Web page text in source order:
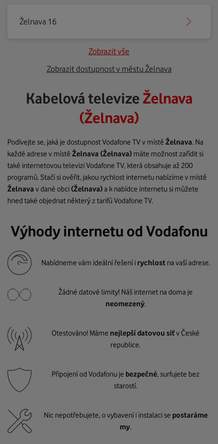
Želnava 16
Zobrazit vše
Zobrazit dostupnost v městu Želnava
Kabelová televize Želnava
(Želnava)
Podívejte se, jaká je dostupnost Vodafone TV v místě Želnava. Na
každé adrese v místě Želnava (Želnava) máte možnost zařídit si
také internetovou televizi Vodafone TV, která obsahuje až 200
programů. Stačí si ověřit, jakou rychlost internetu nabízíme v místě
Želnava v dané obci(Želnava)a k nabídce internetu si můžete
hned také objednat některý z tarifů Vodafone TV.
Výhody internetu od Vodafonu
Nabídneme vám ideální řešení i rychlost na vaší adrese.
Žádné datové limity! Náš internet na doma je
neomezený.
Otestováno! Máme nejlepší datovou síťv České
republice.
Připojení od Vodafonu je bezpečné, surfujete bez
starostí.
Nic nepotřebujete, o vybavení i instalaci se postaráme
my.